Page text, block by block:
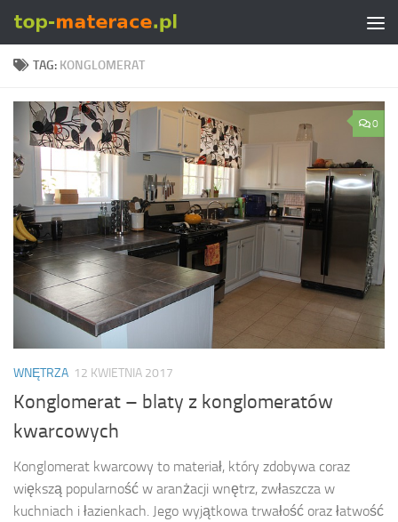
Skip to content
TAG: KONGLOMERAT
0
WNĘTRZA 12 KWIETNIA 2017
Konglomerat – blaty z konglomeratów
kwarcowych
Konglomerat kwarcowy to materiał, który zdobywa coraz
większą popularność w aranżacji wnętrz, zwłaszcza w
kuchniach i łazienkach. Jego wyjątkowa trwałość oraz łatwość